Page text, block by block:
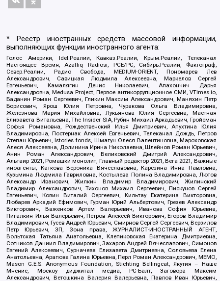
* Реестр иностранных средств массовой информации,
выполняющих функции иностранного агента:
Голос Америки, Idel.Реалии, Кавказ.Реалии, Крым.Реалии, Телеканал
Настоящее Время, Azatliq Radiosi, PCE/PC, Сибирь.Реалии, Фактограф,
Север.Реалии, Радио Свобода, MEDIUM-ORIENT, Пономарев Лев
Александрович, Савицкая Людмила Алексеевна, Маркелов Сергей
Евгеньевич, Камалягин Денис Николаевич, Апахончич Дарья
Александровна, Medusa Project, Первое антикоррупционное СМИ, VTimes.io,
Баданин Роман Сергеевич, Гликин Максим Александрович, Маняхин Петр
Борисович, Ярош Юлия Петровна, Чуракова Ольга Владимировна,
Железнова Мария Михайловна, Лукьянова Юлия Сергеевна, Маетная
Елизавета Витальевна, The Insider SIA, Рубин Михаил Аркадьевич, Гройсман
Софья Романовна, Рождественский Илья Дмитриевич, Апухтина Юлия
Владимировна, Постернак Алексей Евгеньевич, Телеканал Дождь, Петров
Степан Юрьевич, Istories fonds, Шмагун Олеся Валентиновна, Мароховская
Алеся Алексеевна, Долинина Ирина Николаевна, Шлейнов Роман Юрьевич,
Анин Роман Александрович, Великовский Дмитрий Александрович,
Альтаир 2021, Ромашки монолит, Главный редактор 2021, Вега 2021, Важные
иноагенты, Каткова Вероника Вячеславовна, Карезина Инна Павловна,
Кузьмина Людмила Гавриловна, Костылева Полина Владимировна, Лютов
Александр Иванович, Жилкин Владимир Владимирович, Жилинский
Владимир Александрович, Тихонов Михаил Сергеевич, Пискунов Сергей
Евгеньевич, Ковин Виталий Сергеевич, Кильтау Екатерина Викторовна,
Любарев Аркадий Ефимович, Гурман Юрий Альбертович, Грезев Александр
Викторович, Важенков Артем Валерьевич, Иванова София Юрьевна,
Пигалкин Илья Валерьевич, Петров Алексей Викторович, Егоров Владимир
Владимирович, Гусев Андрей Юрьевич, Смирнов Сергей Сергеевич, Верзилов
Петр Юрьевич, ЗП, Зона права, ЖУРНАЛИСТ-ИНОСТРАННЫЙ АГЕНТ,
Вольтская Татьяна Анатольевна, Клепиковская Екатерина Дмитриевна,
Сотников Даниил Владимирович, Захаров Андрей Вячеславович, Симонов
Евгений Алексеевич, Сурначева Елизавета Дмитриевна, Соловьева Елена
Анатольевна, Арапова Галина Юрьевна, Перл Роман Александрович, МЕМО,
Mason G.E.S. Anonymous Foundation, Stichting Bellingcat, Якутия – Наше
Мнение, Москоу диджитал медиа, РС-Балт, Заговора Максим
Александрович, Ветошкина Валерия Валерьевна, Павлов Иван Юрьевич,